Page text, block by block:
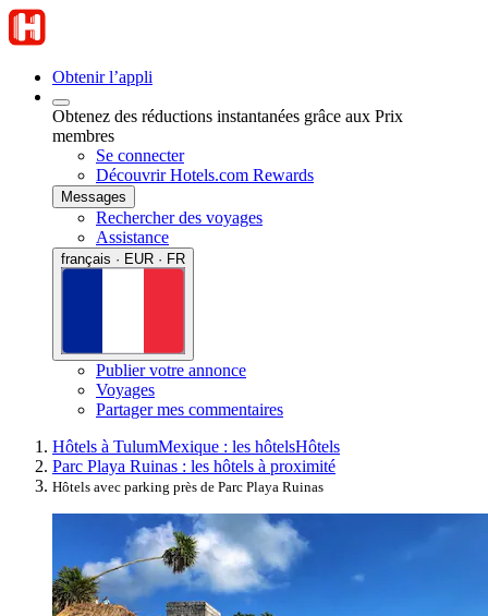
Obtenir l’appli
Obtenez des réductions instantanées grâce aux Prix
membres
Se connecter
Découvrir Hotels.com Rewards
Messages
Rechercher des voyages
Assistance
français · EUR · FR
Publier votre annonce
Voyages
Partager mes commentaires
Hôtels à TulumMexique : les hôtelsHôtels
Parc Playa Ruinas : les hôtels à proximité
Hôtels avec parking près de Parc Playa Ruinas